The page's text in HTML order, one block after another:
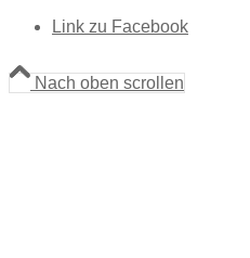
Link zu Facebook
Nach oben scrollen